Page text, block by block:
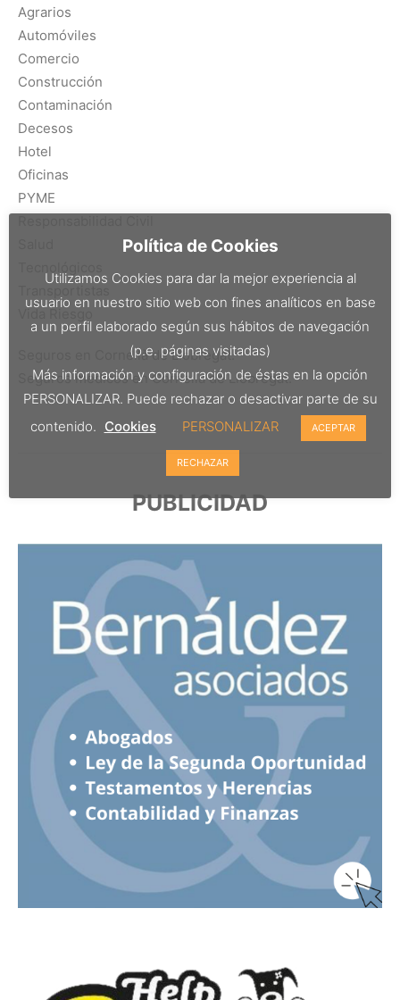
Agrarios
Automóviles
Comercio
Construcción
Contaminación
Decesos
Hotel
Oficinas
PYME
Vida Riesgo
Seguros en Cornellà de Llobregat.
Seguros médicos en Cornellà de Llobregat.
PUBLICIDAD
Política de Cookies
Utilizamos Cookies para dar la mejor experiencia al
usuario en nuestro sitio web con fines analíticos en base
a un perfil elaborado según sus hábitos de navegación
(p.e. páginas visitadas)
Más información y configuración de éstas en la opción
PERSONALIZAR. Puede rechazar o desactivar parte de su
contenido. Cookies PERSONALIZAR ACEPTAR
RECHAZAR